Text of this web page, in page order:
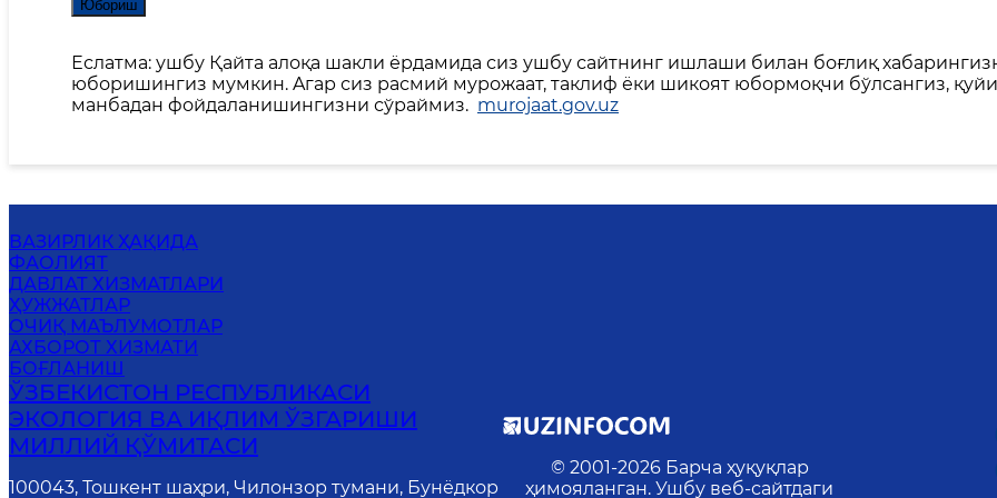
Юбориш
Еслатма: ушбу Қайта алоқа шакли ёрдамида сиз ушбу сайтнинг ишлаши билан боғлиқ
юборишингиз мумкин. Aгар сиз расмий мурожаат, таклиф ёки шикоят юбормоқчи бўлсангиз,
манбадан фойдаланишингизни сўраймиз. murojaat.gov.uz
ВАЗИРЛИК ҲАҚИДА
ФАОЛИЯТ
ДАВЛАТ ХИЗМАТЛАРИ
ҲУЖЖАТЛАР
ОЧИҚ МАЪЛУМОТЛАР
АХБОРОТ ХИЗМАТИ
БОҒЛАНИШ
ЎЗБЕКИСТОН РЕСПУБЛИКАСИ
ЭКОЛОГИЯ ВА ИҚЛИМ ЎЗГАРИШИ
МИЛЛИЙ ҚЎМИТАСИ
100043, Тошкент шаҳри, Чилонзор тумани, Бунёдкор
© 2001-2026 Барча ҳуқуқлар
ҳимояланган. Ушбу веб-сайтдаги